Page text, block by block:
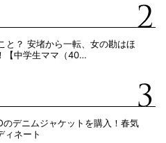
と？ 安堵から一転、女の勘はほ
【中学生ママ（40…
のデニムジャケットを購入！春気
ィネート